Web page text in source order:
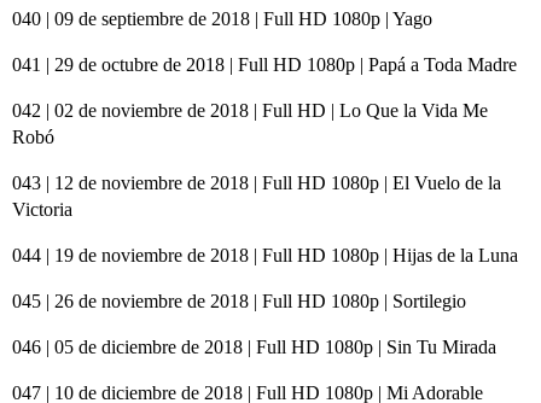
040 | 09 de septiembre de 2018 | Full HD 1080p | Yago
041 | 29 de octubre de 2018 | Full HD 1080p | Papá a Toda Madre
042 | 02 de noviembre de 2018 | Full HD | Lo Que la Vida Me
Robó
043 | 12 de noviembre de 2018 | Full HD 1080p | El Vuelo de la
Victoria
044 | 19 de noviembre de 2018 | Full HD 1080p | Hijas de la Luna
045 | 26 de noviembre de 2018 | Full HD 1080p | Sortilegio
046 | 05 de diciembre de 2018 | Full HD 1080p | Sin Tu Mirada
047 | 10 de diciembre de 2018 | Full HD 1080p | Mi Adorable